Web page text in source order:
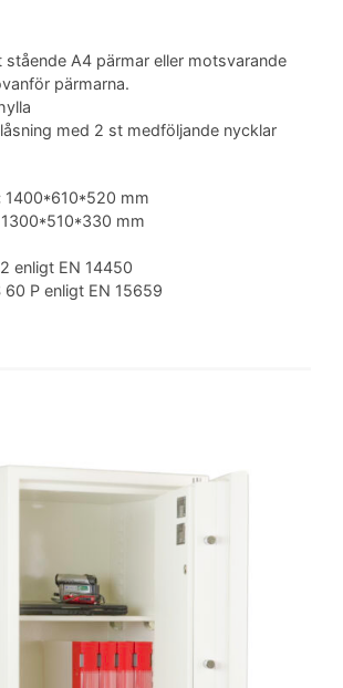
A4 pärmar eller motsvarande
pärmarna.
med 2 st medföljande nycklar
1400*610*520 mm
mm
enligt EN 14450
60 P enligt EN 15659